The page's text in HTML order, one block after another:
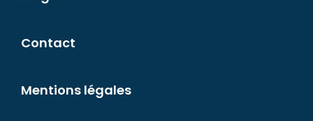
Contact
Mentions légales